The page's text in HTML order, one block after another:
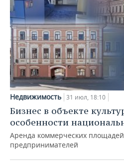
Недвижимость 31 июл, 18:10
Бизнес в объекте
особенности
Аренда коммерческих
предпринимателей